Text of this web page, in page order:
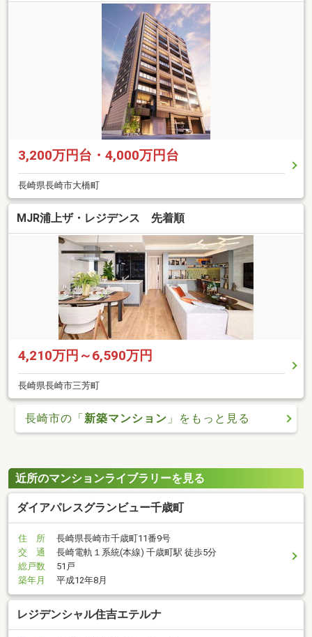
3,200万円台・4,000万円台
長崎県長崎市大橋町
MJR浦上ザ・レジデンス 先着順
4,210万円～6,590万円
長崎県長崎市三芳町
長崎市の「新築マンション 」をもっと見る
近所のマンションライブラリーを見る
ダイアパレスグランビュー千歳町
住 所
長崎県長崎市千歳町11番9号
交 通
長崎電軌１系統(本線) 千歳町駅 徒歩5分
総戸数
51戸
築年月
平成12年8月
レジデンシャル住吉エテルナ